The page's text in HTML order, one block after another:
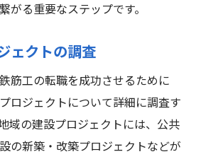
がる重要なステップです。
ェクトの調査
筋工の転職を成功させるために
ロジェクトについて詳細に調査す
域の建設プロジェクトには、公共
の新築・改築プロジェクトなどが